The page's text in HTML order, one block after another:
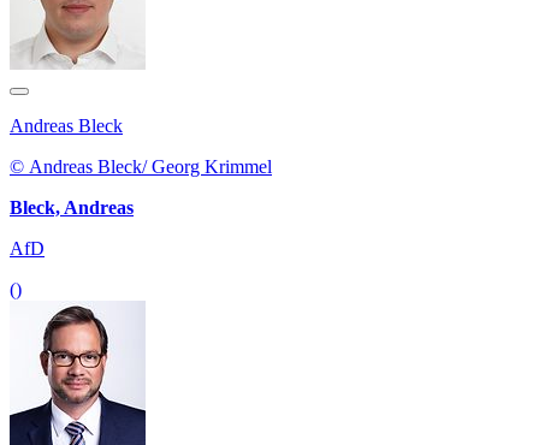
Andreas Bleck
© Andreas Bleck/ Georg Krimmel
Bleck, Andreas
AfD
()